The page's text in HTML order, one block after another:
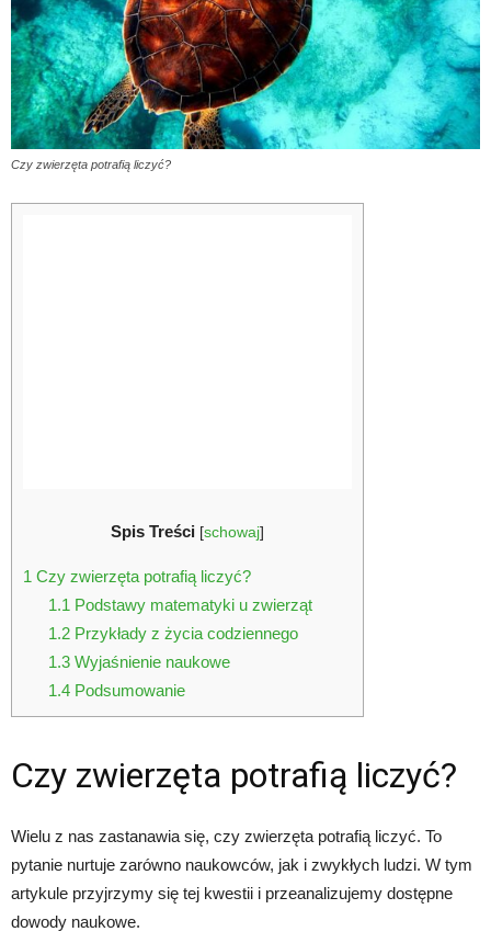
Czy zwierzęta potrafią liczyć?
Spis Treści [schowaj]
1 Czy zwierzęta potrafią liczyć?
1.1 Podstawy matematyki u zwierząt
1.2Przykłady z życia codziennego
1.3Wyjaśnienie naukowe
1.4Podsumowanie
Czy zwierzęta potrafią liczyć?
Wielu z nas zastanawia się, czy zwierzęta potrafią liczyć. To
pytanie nurtuje zarówno naukowców, jak i zwykłych ludzi. W tym
artykule przyjrzymy się tej kwestii i przeanalizujemy dostępne
dowody naukowe.